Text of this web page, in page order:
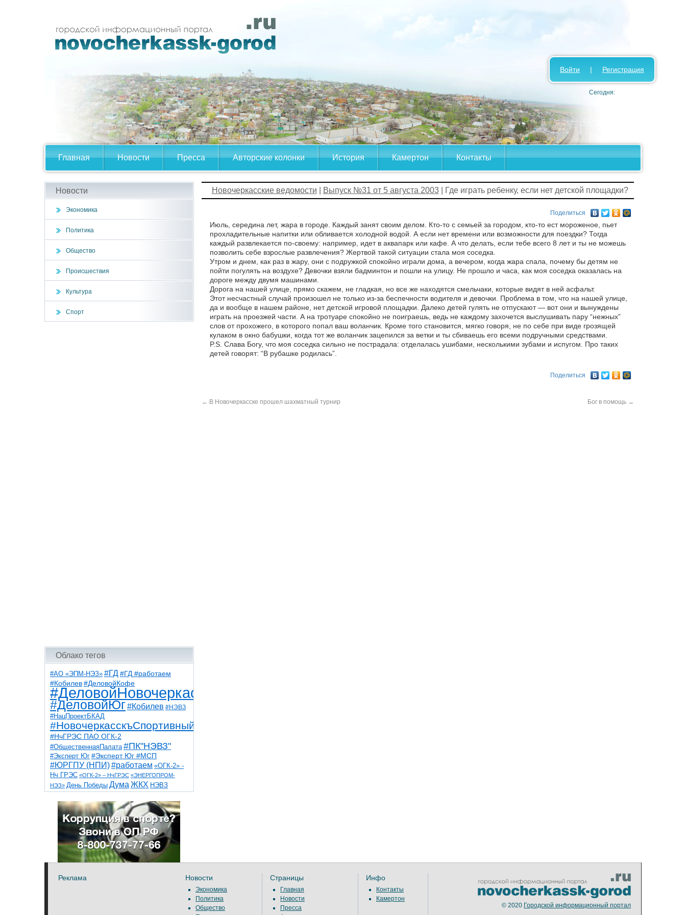
Главная Новости Пресса Авторские колонки История Камертон Контакты
Войти | Регистрация
Сегодня:
Новости
Экономика
Политика
Общество
Происшествия
Культура
Спорт
Облако тегов
#АО «ЭПМ-НЭЗ» #ГД #ГД #работаем
#Кобилев #ДеловойКофе
#ДеловойНовочеркасск
#ДеловойЮг#Кобилев #НЭВЗ
#НацПроектБКАД
#НовочеркасскъСпортивный
#НчГРЭС ПАО ОГК-2
#ОбщественнаяПалата #ПК"НЭВЗ"
#Эксперт Юг #Эксперт Юг #МСП
#ЮРГПУ (НПИ)#работаем «ОГК-2» -
Нч ГРЭС «ОГК-2» – НчГРЭС «ЭНЕРГОПРОМ-
НЭЗ» День Победы Дума ЖКХ НЭВЗ
НчГРЭС ТНТ
благоустройствоветераны выборы
детидороги казаки коррупция космос
общественная палата парк пожар роща
спорт театр транспорт художники
Новочеркасские ведомости Выпуск №31 от 5 августа 2003| Где играть ребенку, если нет детской площадки?
Поделиться
Июль, середина лет, жара в городе. Каждый занят своим делом. Кто-то с семьей за городом, кто-то ест мороженое, пьет
прохладительные напитки или обливается холодной водой. А если нет времени или возможности для поездки? Тогда
каждый развлекается по-своему: например, идет в аквапарк или кафе. А что делать, если тебе всего 8 лет и ты не можешь
позволить себе взрослые развлечения? Жертвой такой ситуации стала моя соседка.
Утром и днем, как раз в жару, они с подружкой спокойно играли дома, а вечером, когда жара спала, почему бы детям не
пойти погулять на воздухе? Девочки взяли бадминтон и пошли на улицу. Не прошло и часа, как моя соседка оказалась на
дороге между двумя машинами.
Дорога на нашей улице, прямо скажем, не гладкая, но все же находятся смельчаки, которые видят в ней асфальт.
Этот несчастный случай произошел не только из-за беспечности водителя и девочки. Проблема в том, что на нашей улице,
да и вообще в нашем районе, нет детской игровой площадки. Далеко детей гулять не отпускают — вот они и вынуждены
играть на проезжей части. А на тротуаре спокойно не поиграешь, ведь не каждому захочется выслушивать пару “нежных”
слов от прохожего, в которого попал ваш воланчик. Кроме того становится, мягко говоря, не по себе при виде грозящей
кулаком в окно бабушки, когда тот же воланчик зацепился за ветки и ты сбиваешь его всеми подручными средствами.
P.S. Слава Богу, что моя соседка сильно не пострадала: отделалась ушибами, несколькими зубами и испугом. Про таких
детей говорят: “В рубашке родилась”.
Поделиться
← В Новочеркасске прошел шахматный турнир Бог в помощь →
Реклама Новости
Экономика
Политика
Общество
Страницы
Главная
Новости
Пресса
Инфо
Контакты
Камертон
© 2020 Городской информационный портал